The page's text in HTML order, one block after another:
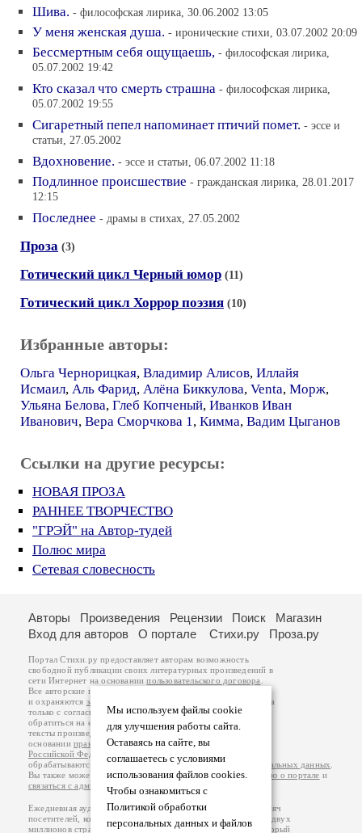
Шива. - философская лирика, 30.06.2002 13:05
У меня женская душа. - иронические стихи, 03.07.2002 20:09
Бессмертным себя ощущаешь, - философская лирика,
05.07.2002 19:42
Кто сказал что смерть страшна - философская лирика,
05.07.2002 19:55
Сигаретный пепел напоминает птичий помет. - эссе и
статьи, 27.05.2002
Вдохновение. - эссе и статьи, 06.07.2002 11:18
Подлинное происшествие - гражданская лирика, 28.01.2017
12:15
Последнее - драмы в стихах, 27.05.2002
Проза (3)
Готический цикл Черный юмор (11)
Готический цикл Хоррор поэзия (10)
Избранные авторы:
Ольга Чернорицкая, Владимир Алисов, Иллайя
Исмаил, Аль Фарид, Алёна Биккулова, Venta, Морж,
Ульяна Белова, Глеб Копченый, Иванков Иван
Иванович, Вера Сморчкова 1, Кимма, Вадим Цыганов
Ссылки на другие ресурсы:
НОВАЯ ПРОЗА
РАННЕЕ ТВОРЧЕСТВО
"ГРЭЙ" на Автор-тудей
Полюс мира
Сетевая словесность
Мы используем файлы cookie
для улучшения работы сайта.
Оставаясь на сайте, вы
соглашаетесь с условиями
использования файлов cookies.
Чтобы ознакомиться с
Политикой обработки
персональных данных и файлов
Авторы Произведения Рецензии Поиск
Магазин
Вход для авторов
О портале Стихи.ру Проза.ру
Портал Стихи.ру предоставляет авторам возможность
свободной публикации своих литературных произведений в
сети Интернет на основаниипользовательского договора
Все авторские права на произведения принадлежат авторам
и охраняются законом
. Перепечатка произведений возможна
только с согласия его автора, к которому вы можете
обратиться на его авторской странице. Ответственность за
тексты произведений авторы несут самостоятельно на
основанииправил публикацииизаконодательства
Российской Федерации
обрабатываются на основанииПолитики обработки персональных данных
Вы также можете посмотреть более подробнуюинформацию о портале и
связаться с администрацией
Ежедневная аудитория портала Стихи.ру – порядка 200 тысяч
посетителей, которые в общей сумме просматривают более двух
миллионов страниц по данным счетчика посещаемости, который